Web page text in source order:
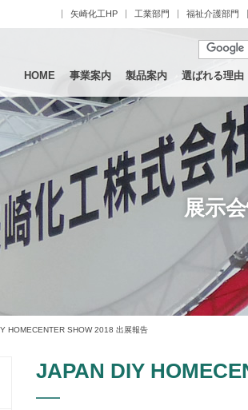
矢崎化工HP 工業部門 福祉介護部門
HOME 事業案内 製品案内 選ばれる理由
展示
HOMECENTER SHOW 2018 出展報告
JAPAN DIY